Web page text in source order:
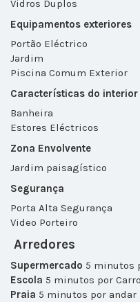
Vidros Duplos
Equipamentos exteriores
Portão Eléctrico
Jardim
Piscina Comum Exterior
Características do interior
Banheira
Estores Eléctricos
Zona Envolvente
Jardim paisagístico
Segurança
Porta Alta Segurança
Video Porteiro
Arredores
Supermercado 5 minutos
Escola 5 minutos por Carro
Praia 5 minutos por andar